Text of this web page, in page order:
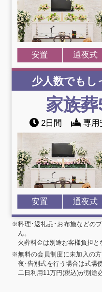
安置 通夜式
少人数でもし
家族
2日間 専用
安置 通夜式
※料理･返礼品･お布施などの
ん。
火葬料金は別途お客様負担と
※無料の会員制度に未加入の
夜･告別式を行う場合は式場
二日利用11万円(税込)が別途